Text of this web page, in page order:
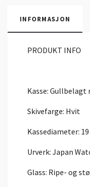
INFORMASJON
PRODUKT INFO
Kasse:
Skivefarge: Hvit
Kassediameter:
Urverk: Japan
Glass: Ripe- og